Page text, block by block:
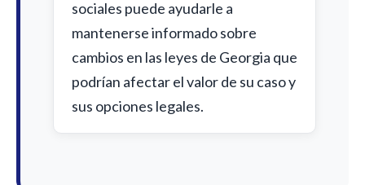
sociales puede ayudarle a
mantenerse informado sobre
cambios en las leyes de Georgia que
podrían afectar el valor de su caso y
sus opciones legales.